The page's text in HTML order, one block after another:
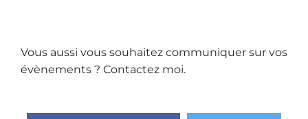
Vous aussi vous souhaitez communiquer sur vos
évènements ? Contactez moi.